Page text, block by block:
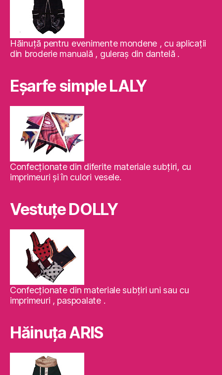
Hăinuţă pentru evenimente mondene , cu aplicaţii
din broderie manuală , guleraş din dantelă .
Eşarfe simple LALY
Confecţionate din diferite materiale subţiri, cu
imprimeuri şi în culori vesele.
Vestuţe DOLLY
Confecţionate din materiale subţiri uni sau cu
imprimeuri , paspoalate .
Hăinuţa ARIS